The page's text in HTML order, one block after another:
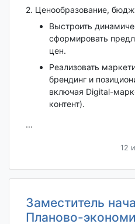
2. Ценообразование,
Выстроить
сформировать
цен.
Реализовать
брендинг и
включая Digital-
контент).
...
12
Заместитель
Планово-